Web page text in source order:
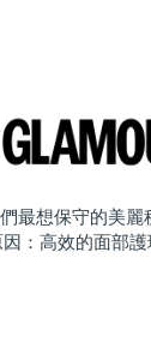
最想保守的美麗
：高效的面部護